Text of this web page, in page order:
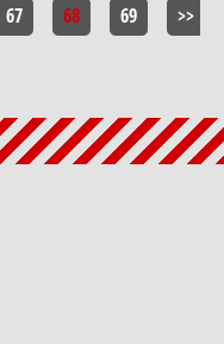
67 68 69 >>